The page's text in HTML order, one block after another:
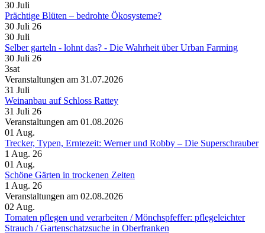
30 Juli
Prächtige Blüten – bedrohte Ökosysteme?
30 Juli 26
30 Juli
Selber garteln - lohnt das? - Die Wahrheit über Urban Farming
30 Juli 26
3sat
Veranstaltungen am 31.07.2026
31 Juli
Weinanbau auf Schloss Rattey
31 Juli 26
Veranstaltungen am 01.08.2026
01 Aug.
Trecker, Typen, Erntezeit: Werner und Robby – Die Superschrauber
1 Aug. 26
01 Aug.
Schöne Gärten in trockenen Zeiten
1 Aug. 26
Veranstaltungen am 02.08.2026
02 Aug.
Tomaten pflegen und verarbeiten /​ Mönchspfeffer: pflegeleichter
Strauch /​ Gartenschatzsuche in Oberfranken